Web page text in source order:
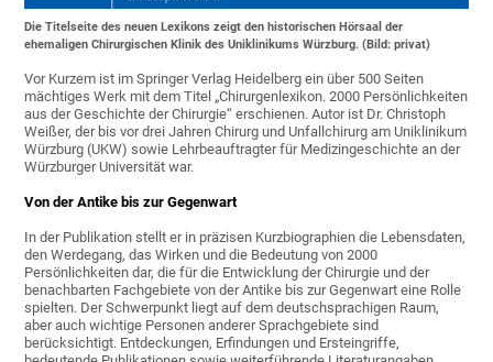
Die Titelseite des neuen Lexikons zeigt den historischen Hörsaal der
ehemaligen Chirurgischen Klinik des Uniklinikums Würzburg. (Bild: privat)
Vor Kurzem ist im Springer Verlag Heidelberg ein über 500 Seiten
mächtiges Werk mit dem Titel „Chirurgenlexikon. 2000 Persönlichkeiten
aus der Geschichte der Chirurgie“ erschienen. Autor ist Dr. Christoph
Weißer, der bis vor drei Jahren Chirurg und Unfallchirurg am Uniklinikum
Würzburg (UKW) sowie Lehrbeauftragter für Medizingeschichte an der
Würzburger Universität war.
Von der Antike bis zur Gegenwart
In der Publikation stellt er in präzisen Kurzbiographien die Lebensdaten,
den Werdegang, das Wirken und die Bedeutung von 2000
Persönlichkeiten dar, die für die Entwicklung der Chirurgie und der
benachbarten Fachgebiete von der Antike bis zur Gegenwart eine Rolle
spielten. Der Schwerpunkt liegt auf dem deutschsprachigen Raum,
aber auch wichtige Personen anderer Sprachgebiete sind
berücksichtigt. Entdeckungen, Erfindungen und Ersteingriffe,